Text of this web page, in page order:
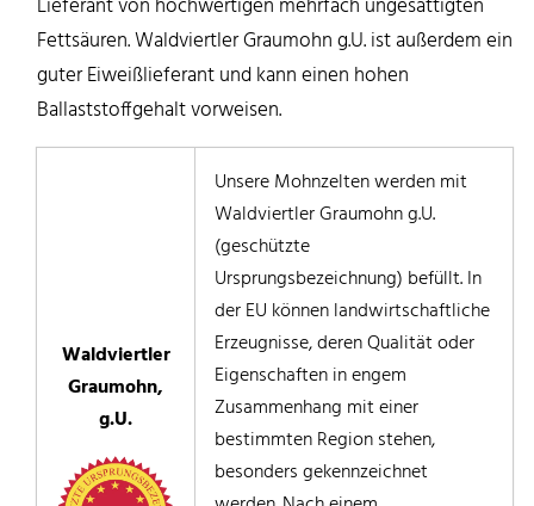
Fettsäuren. Waldviertler Graumohn g.U. ist außerdem ein
guter Eiweißlieferant und kann einen hohen
Ballaststoffgehalt vorweisen.
Waldviertler
Graumohn,
g.U.
Unsere Mohnzelten werden mit
Waldviertler Graumohn g.U.
(geschützte
Ursprungsbezeichnung) befüllt. In
der EU können landwirtschaftliche
Erzeugnisse, deren Qualität oder
Eigenschaften in engem
Zusammenhang mit einer
bestimmten Region stehen,
besonders gekennzeichnet